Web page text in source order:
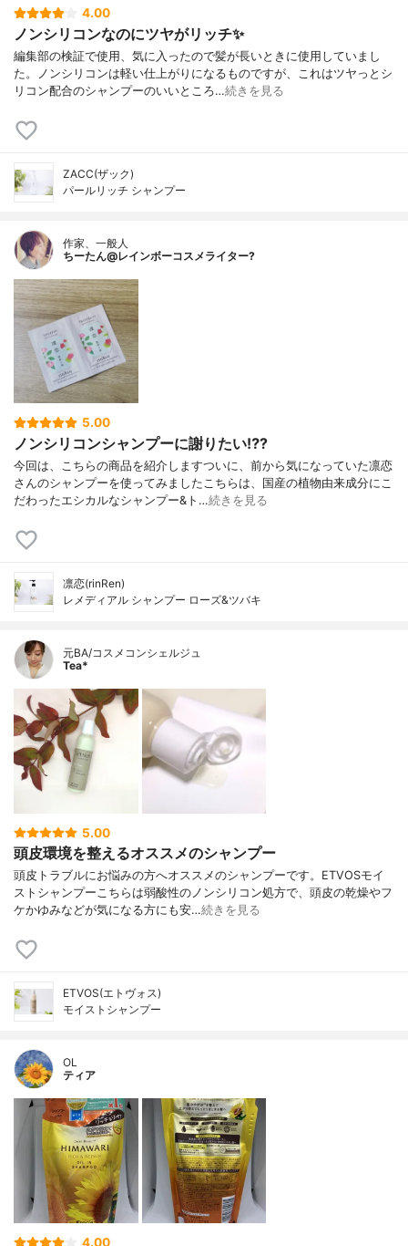
4.00
ノンシリコンなのにツヤがリッチ✨
編集部の検証で使用、気に入ったので髪が長いときに使用していまし
た。ノンシリコンは軽い仕上がりになるものですが、これはツヤっとシ
リコン配合のシャンプーのいいところ…続きを見る
ZACC(ザック)
パールリッチ シャンプー
作家、一般人
ちーたん@レインボーコスメライター?
5.00
ノンシリコンシャンプーに謝りたい⁉️?
今回は、こちらの商品を紹介しますついに、前から気になっていた凛恋
さんのシャンプーを使ってみましたこちらは、国産の植物由来成分にこ
だわったエシカルなシャンプー&ト…続きを見る
凛恋(rinRen)
レメディアル シャンプー ローズ&ツバキ
元BA/コスメコンシェルジュ
Tea*
5.00
頭皮環境を整えるオススメのシャンプー
頭皮トラブルにお悩みの方へオススメのシャンプーです。ETVOSモイ
ストシャンプーこちらは弱酸性のノンシリコン処方で、頭皮の乾燥やフ
ケかゆみなどが気になる方にも安…続きを見る
ETVOS(エトヴォス)
モイストシャンプー
OL
ティア
4.00